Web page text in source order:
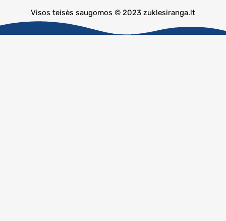
Visos teisės saugomos © 2023 zuklesiranga.lt